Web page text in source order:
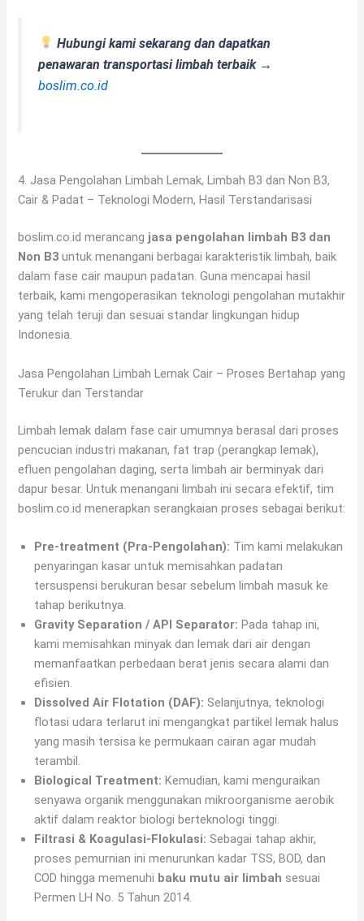
Hubungi kami sekarang dan dapatkan
penawaran transportasi limbah terbaik →
boslim.co.id
4. Jasa Pengolahan Limbah Lemak, Limbah B3 dan Non B3,
Cair & Padat – Teknologi Modern, Hasil Terstandarisasi
boslim.co.id merancang jasa pengolahan limbah B3 dan
Non B3 untuk menangani berbagai karakteristik limbah, baik
dalam fase cair maupun padatan. Guna mencapai hasil
terbaik, kami mengoperasikan teknologi pengolahan mutakhir
yang telah teruji dan sesuai standar lingkungan hidup
Indonesia.
Jasa Pengolahan Limbah Lemak Cair – Proses Bertahap yang
Terukur dan Terstandar
Limbah lemak dalam fase cair umumnya berasal dari proses
pencucian industri makanan, fat trap (perangkap lemak),
efluen pengolahan daging, serta limbah air berminyak dari
dapur besar. Untuk menangani limbah ini secara efektif, tim
boslim.co.id menerapkan serangkaian proses sebagai berikut:
Pre-treatment (Pra-Pengolahan): Tim kami melakukan
penyaringan kasar untuk memisahkan padatan
tersuspensi berukuran besar sebelum limbah masuk ke
tahap berikutnya.
Gravity Separation / API Separator: Pada tahap ini,
kami memisahkan minyak dan lemak dari air dengan
memanfaatkan perbedaan berat jenis secara alami dan
efisien.
Dissolved Air Flotation (DAF): Selanjutnya, teknologi
flotasi udara terlarut ini mengangkat partikel lemak halus
yang masih tersisa ke permukaan cairan agar mudah
terambil.
Biological Treatment: Kemudian, kami menguraikan
senyawa organik menggunakan mikroorganisme aerobik
aktif dalam reaktor biologi berteknologi tinggi.
Filtrasi & Koagulasi-Flokulasi: Sebagai tahap akhir,
proses pemurnian ini menurunkan kadar TSS, BOD, dan
COD hingga memenuhi baku mutu air limbah sesuai
Permen LH No. 5 Tahun 2014.